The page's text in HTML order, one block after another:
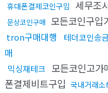
휴대폰결제코인구입 세무조
문상코인구매 모든코인구입
tron구매대행 테더코인송
매
믹싱재테크 모든코인고가
폰결제비트구입 국내거래